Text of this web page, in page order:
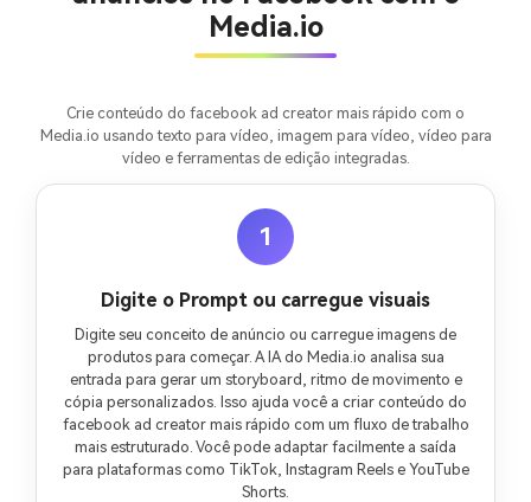
Media.io
Crie conteúdo do facebook ad creator mais rápido com o
Media.io usando texto para vídeo, imagem para vídeo, vídeo para
vídeo e ferramentas de edição integradas.
1
Digite o Prompt ou carregue visuais
Digite seu conceito de anúncio ou carregue imagens de
produtos para começar. A IA do Media.io analisa sua
entrada para gerar um storyboard, ritmo de movimento e
cópia personalizados. Isso ajuda você a criar conteúdo do
facebook ad creator mais rápido com um fluxo de trabalho
mais estruturado. Você pode adaptar facilmente a saída
para plataformas como TikTok, Instagram Reels e YouTube
Shorts.